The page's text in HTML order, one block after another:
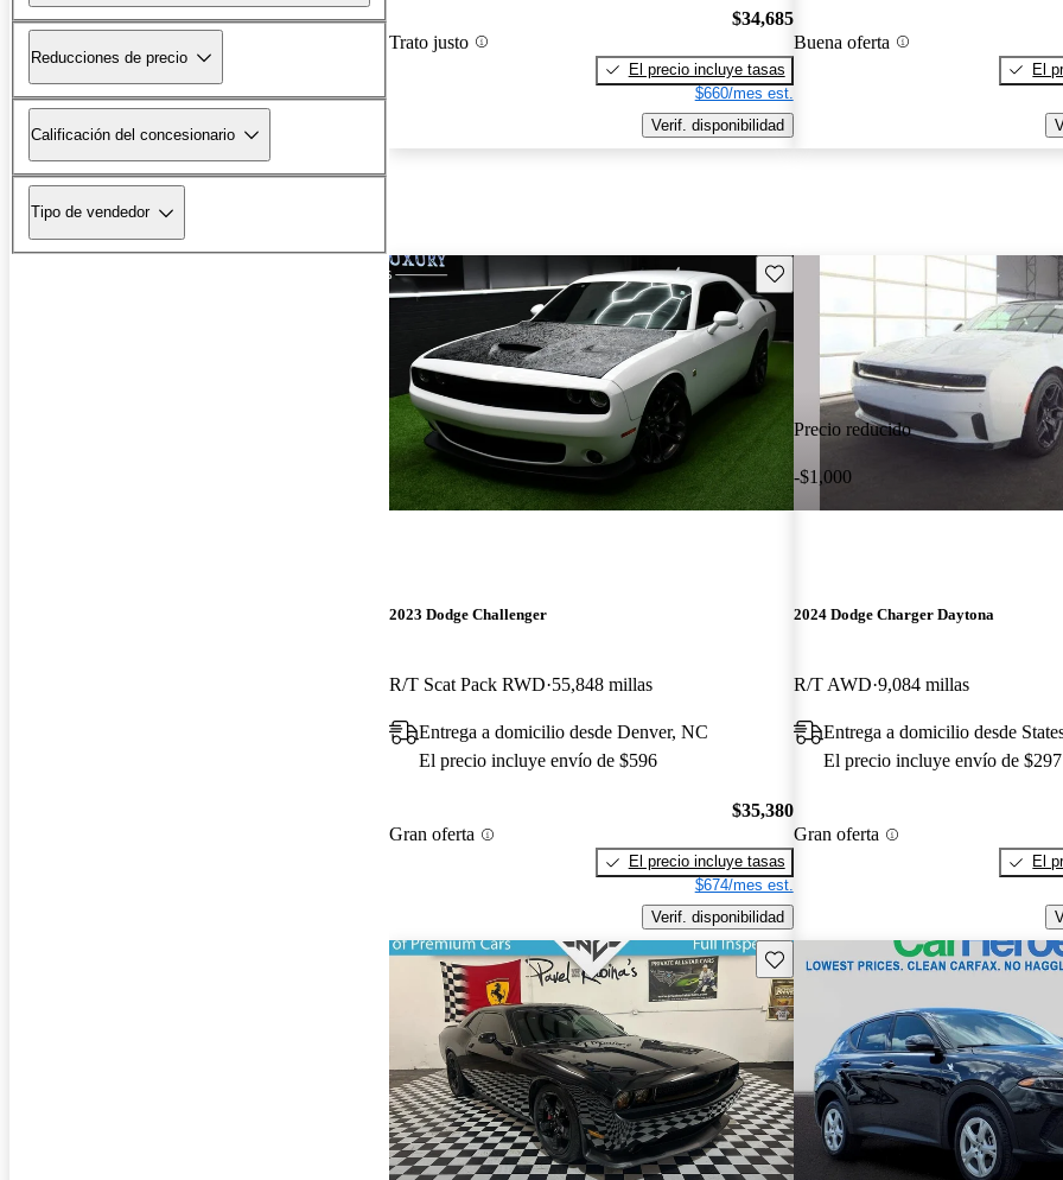
Reducciones de precio
Calificación del concesionario
Tipo de vendedor
Trato justo
$34,685
El precio incluye tasas
$660/mes est.
Verif. disponibilidad
Buena oferta
El
Guarda este Aviso
2023 Dodge Challenger
R/T Scat Pack RWD 55,848 millas
Entrega a domicilio desde Denver, NC
El precio incluye envío de $596
Gran oferta
$35,380
El precio incluye tasas
$674/mes est.
Verif. disponibilidad
Precio reducido
-$1,000
2024 Dodge Charger Daytona
R/T AWD 9,084 millas
Entrega a domicilio desde
El precio incluye envío de $297
Gran oferta
El
Guarda este Aviso